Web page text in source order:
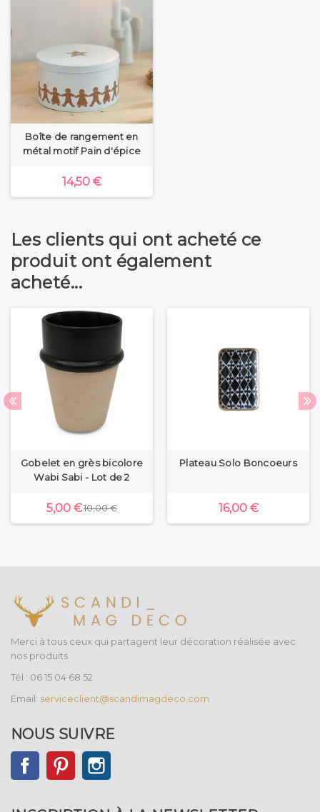
Boîte de rangement en
métal motif Pain d'épice
14,50 €
Les clients qui ont acheté ce
produit ont également
acheté...
Gobelet en grès bicolore
Wabi Sabi - Lot de 2
5,00 €10,00 €
Plateau Solo Boncoeurs
16,00 €
Merci à tous ceux qui partagent leur décoration réalisée avec
nos produits
Tél : 06 15 04 68 52
Email: serviceclient@scandimagdeco.com
NOUS SUIVRE
FacebookPinterest